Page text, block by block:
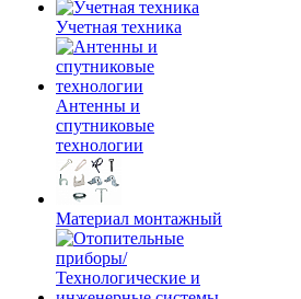
Учетная техника
Антенны и
спутниковые
технологии
Материал монтажный